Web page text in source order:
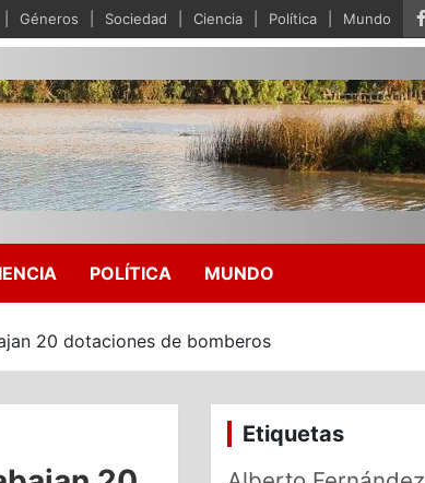
Géneros Sociedad Ciencia Política Mundo
POLÍTICA MUNDO
20 dotaciones de bomberos
Etiquetas